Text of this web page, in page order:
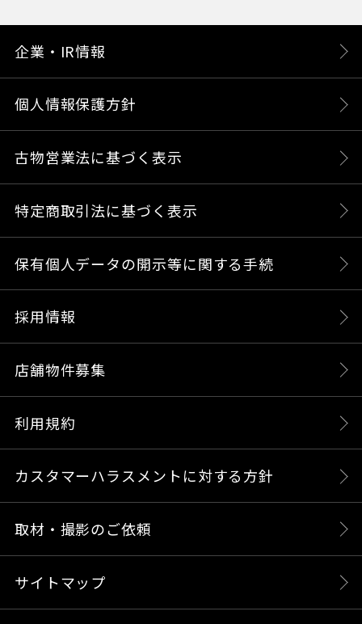
企業・IR情報
個人情報保護方針
古物営業法に基づく表示
特定商取引法に基づく表示
保有個人データの開示等に関する手続
採用情報
店舗物件募集
利用規約
カスタマーハラスメントに対する方針
取材・撮影のご依頼
サイトマップ